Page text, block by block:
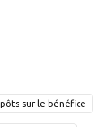
sur le bénéfice